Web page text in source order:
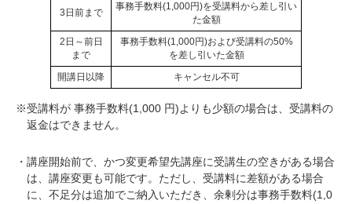
3日前まで
事務手数料(1,000円)を受講料から差し引い
た金額
2日～前日
まで
事務手数料(1,000円)および受講料の50%
を差し引いた金額
開講日以降
キャンセル不可
※受講料が 事務手数料(1,000 円)よりも少額の場合は、受講料の
返金はできません。
・講座開始前で、かつ変更希望先講座に受講生の空きがある場合
は、講座変更も可能です。ただし、受講料に差額がある場合
に、不足分は追加でご納入いただき、余剰分は事務手数料(1,0